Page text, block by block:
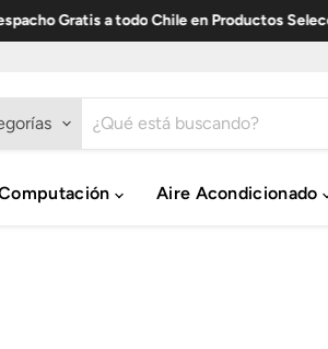
a todo Chile en Productos Seleccionados
Aire Acondicionado